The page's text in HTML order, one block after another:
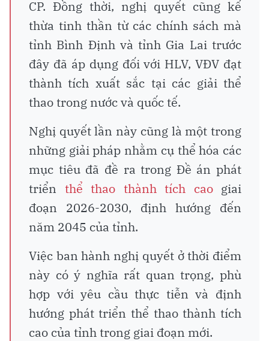
CP. Đồng thời, nghị quyết cũng kế
thừa tinh thần từ các chính sách mà
tỉnh Bình Định và tỉnh Gia Lai trước
đây đã áp dụng đối với HLV, VĐV đạt
thành tích xuất sắc tại các giải thể
thao trong nước và quốc tế.
Nghị quyết lần này cũng là một trong
những giải pháp nhằm cụ thể hóa các
mục tiêu đã đề ra trong Đề án phát
triển thể thao thành tích caogiai
đoạn 2026-2030, định hướng đến
năm 2045 của tỉnh.
Việc ban hành nghị quyết ở thời điểm
này có ý nghĩa rất quan trọng, phù
hợp với yêu cầu thực tiễn và định
hướng phát triển thể thao thành tích
cao của tỉnh trong giai đoạn mới.